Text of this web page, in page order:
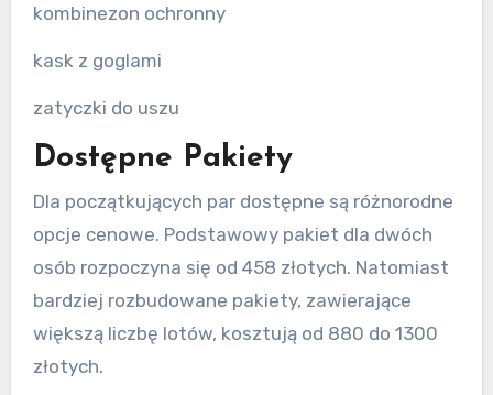
kombinezon ochronny
kask z goglami
zatyczki do uszu
Dostępne Pakiety
Dla początkujących par dostępne są różnorodne
opcje cenowe. Podstawowy pakiet dla dwóch
osób rozpoczyna się od 458 złotych. Natomiast
bardziej rozbudowane pakiety, zawierające
większą liczbę lotów, kosztują od 880 do 1300
złotych.